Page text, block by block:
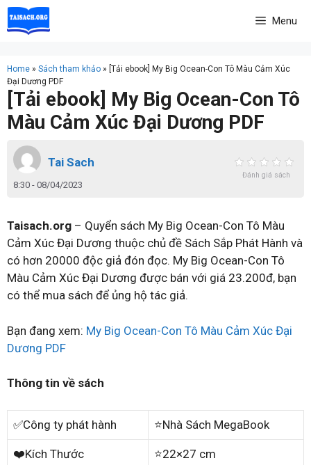
Skip
to
Menu
Home » Sách tham khảo » [Tải ebook] My Big Ocean-Con Tô Màu Cảm Xúc
Đại Dương PDF
[Tải ebook] My Big Ocean-Con Tô
Màu Cảm Xúc Đại Dương PDF
Tai Sach
8:30 - 08/04/2023
Đánh giá sách
Taisach.org – Quyển sách My Big Ocean-Con Tô Màu
Cảm Xúc Đại Dương thuộc chủ đề Sách Sắp Phát Hành và
có hơn 20000 độc giả đón đọc. My Big Ocean-Con Tô
Màu Cảm Xúc Đại Dương được bán với giá 23.200đ, bạn
có thể mua sách để ủng hộ tác giả.
Bạn đang xem: My Big Ocean-Con Tô Màu Cảm Xúc Đại
Dương PDF
Thông tin về sách
✅Công ty phát hành ⭐Nhà Sách MegaBook
❤️Kích Thước ⭐22×27 cm